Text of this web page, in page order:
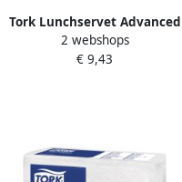
Tork Lunchservet Advanced
1 4 vouw 2-laags
328x325mm 200 vel zwart
2 webshops
€ 9,43